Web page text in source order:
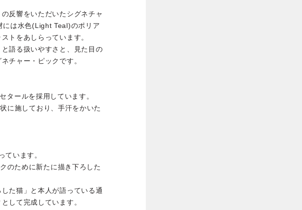
反響をいただいたシグネチャ
には水色(Light Teal)のポリア
トをあしらっています。
語る扱いやすさと、見た目の
チャー・ピックです。
タールを採用しています。
に施しており、手汗をかいた
ています。
のために新たに描き下ろした
た猫」と本人が語っている通
して完成しています。